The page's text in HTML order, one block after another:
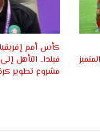
كأس أمم
مشروع تطوير